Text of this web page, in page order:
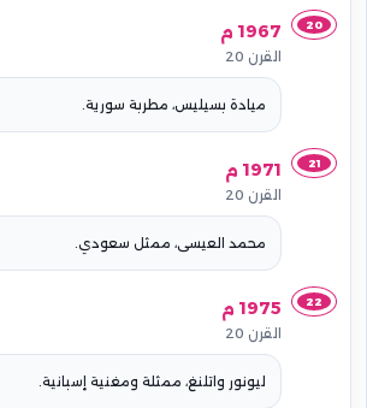
20 1967 م
القرن 20
ميادة بسيليس، مطربة سورية.
21 1971 م
القرن 20
محمد العيسى، ممثل سعودي.
22 1975 م
القرن 20
ليونور واتلنغ، ممثلة ومغنية إسبانية.